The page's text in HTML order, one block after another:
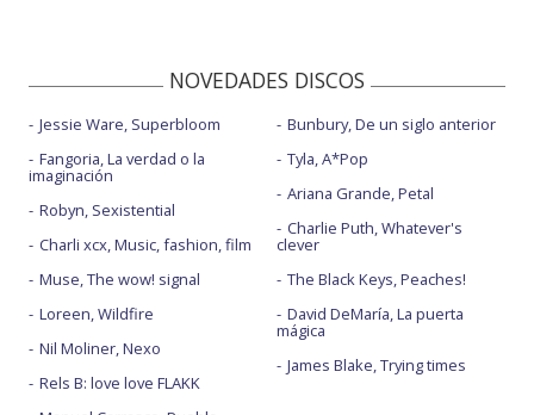
NOVEDADES DISCOS
Jessie Ware, Superbloom
Fangoria, La verdad o la
imaginación
Robyn, Sexistential
Charli xcx, Music, fashion, film
Muse, The wow! signal
Loreen, Wildfire
Nil Moliner, Nexo
Rels B: love love FLAKK
Bunbury, De un siglo anterior
Tyla, A*Pop
Ariana Grande, Petal
Charlie Puth, Whatever's
clever
The Black Keys, Peaches!
David DeMaría, La puerta
mágica
James Blake, Trying times